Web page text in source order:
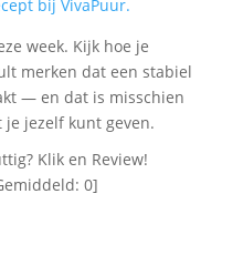
bij VivaPuur.
week. Kijk hoe je
merken dat een stabiel
— en dat is misschien
jezelf kunt geven.
Klik en Review!
0]